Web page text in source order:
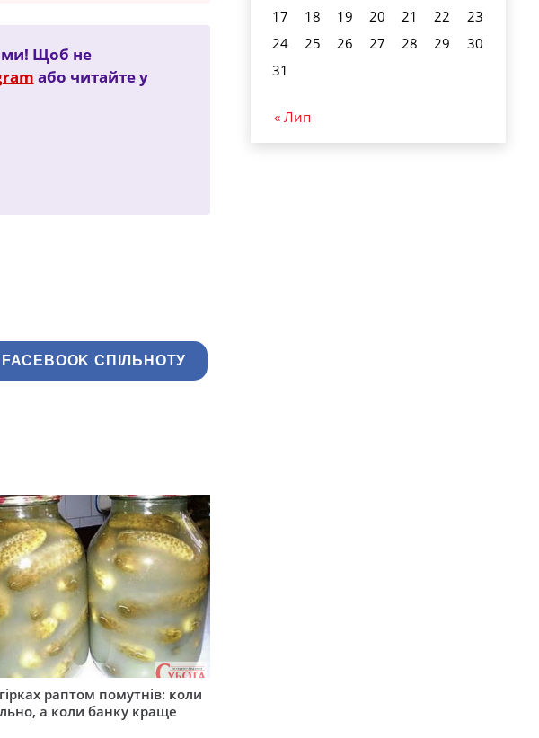
Щоб не
або читайте у
СПІЛЬНОТУ
раптом помутнів: коли
а коли банку краще
17
18 19 20 21 22
23
24
25 26 27 28 29
30
31
« Лип